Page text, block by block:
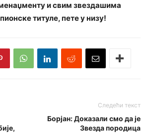
и свим звездашима
титуле, пете у низу!
Следећи текст
Борјан: Доказали смо да је
Звезда породица